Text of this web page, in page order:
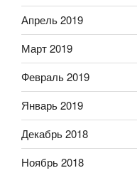
Апрель 2019
Март 2019
Февраль 2019
Январь 2019
Декабрь 2018
Ноябрь 2018